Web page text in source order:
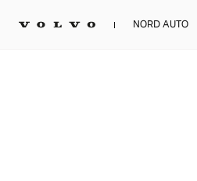
NORD AUTO